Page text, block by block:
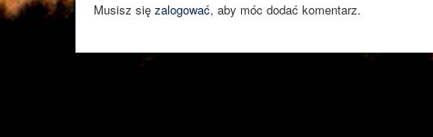
Musisz się zalogować, aby móc dodać komentarz.